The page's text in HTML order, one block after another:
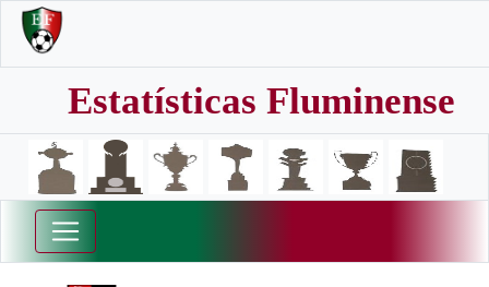
Estatísticas Fluminense